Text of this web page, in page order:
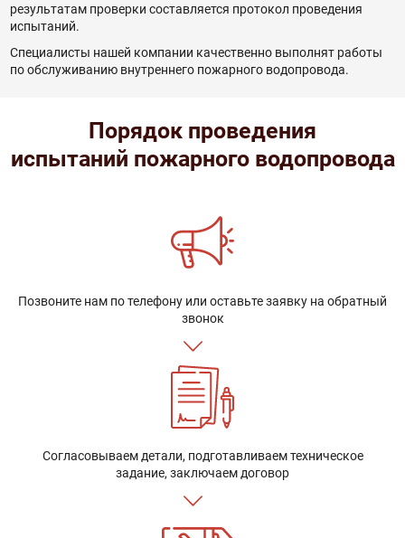
результатам проверки составляется протокол проведения
испытаний.
Специалисты нашей компании качественно выполнят работы
по обслуживанию внутреннего пожарного водопровода.
Порядок проведения
испытаний пожарного водопровода
Позвоните нам по телефону или оставьте заявку на обратный
звонок
Согласовываем детали, подготавливаем техническое
задание, заключаем договор